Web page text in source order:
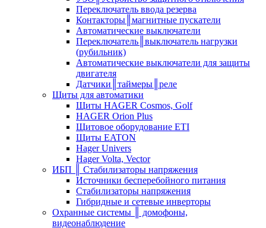
Переключатель ввода резерва
Контакторы║магнитные пускатели
Автоматические выключатели
Переключатель║выключатель нагрузки
(рубильник)
Автоматические выключатели для защиты
двигателя
Датчики║таймеры║реле
Щиты для автоматики
Щиты HAGER Cosmos, Golf
HAGER Orion Plus
Щитовое оборудование ETI
Щиты EATON
Hager Univers
Hager Volta, Vector
ИБП ║ Стабилизаторы напряжения
Источники бесперебойного питания
Стабилизаторы напряжения
Гибридные и сетевые инверторы
Охранные системы ║ домофоны,
видеонаблюдение